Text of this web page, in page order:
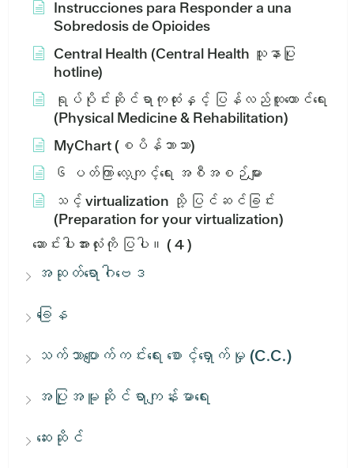
Instrucciones para Responder a una
Sobredosis de Opioides
Central Health (Central Health သူနာပြု
hotline)
ရုပ်ပိုင်းဆိုင်ရာကုထုံးနှင့် ပြန်လည်ထူထောင်ရေး
(Physical Medicine & Rehabilitation)
MyChart (စပိန်ဘာသာ)
၆ ပတ်ကြာ လေ့ကျင့်ရေး အစီအစဉ်များ
သင့် virtualization သို့ ပြင်ဆင်ခြင်း
(Preparation for your virtualization)
ဆောင်းပါးအားလုံးကို ပြပါ။ ( 4 )
အဆုတ်ရောဂါဗေဒ
ခြေန
သက်သာပျောက်ကင်းရေး စောင့်ရှောက်မှု (C.C.)
အပြုအမူဆိုင်ရာကျန်းမာရေး
ဆေးဆိုင်